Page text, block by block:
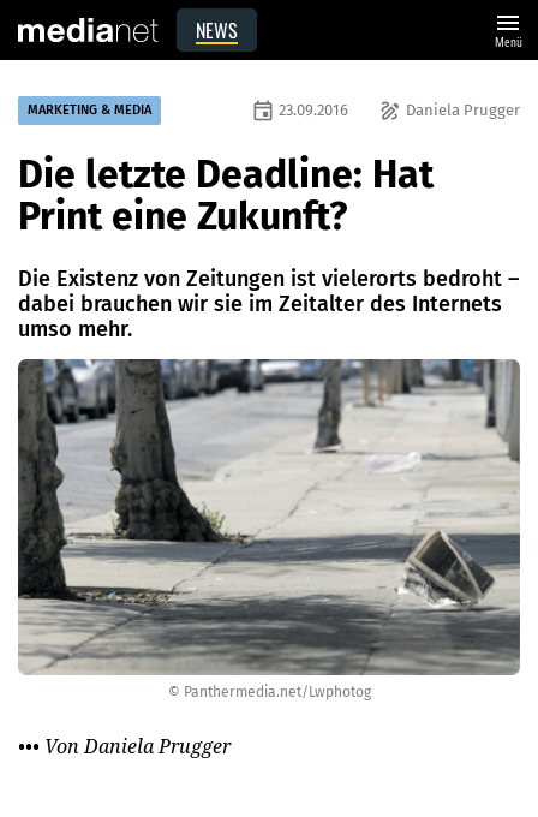
NEWS menu
Menü
© Panthermedia.net/Lwphotog
MARKETING & MEDIA draw Daniela Prugger
event 23.09.2016
Die letzte Deadline: Hat
Print eine Zukunft?
Die Existenz von Zeitungen ist vielerorts bedroht –
dabei brauchen wir sie im Zeitalter des Internets
umso mehr.
••• Von Daniela Prugger